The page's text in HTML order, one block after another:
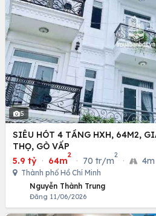
5
SIÊU HÓT 4 TẦNG HXH, 64M2, GIÁ CHỈ : 5.9 TỶ, LÊ ĐÚC
THỌ, GÒ VẤP
5.9 tỷ · 64m
2
· 70 tr/m
2
· 4m
Thành phố Hồ Chí Minh
Nguyễn Thành Trung
Đăng 11/06/2026